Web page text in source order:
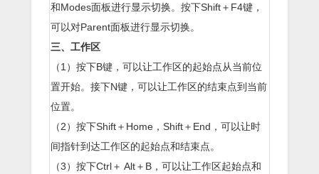
和Modes面板进行显示切换。按下Shift＋F4键，
可以对Parent面板进行显示切换。
三、工作区
（1）按下B键，可以让工作区的起始点从当前位
置开始。接下N键，可以让工作区的结束点到当前
位置。
（2）按下Shift＋Home，Shift＋End，可以让时
间指针到达工作区的起始点和结束点。
（3）按下Ctrl＋ Alt＋B，可以让工作区起始点和